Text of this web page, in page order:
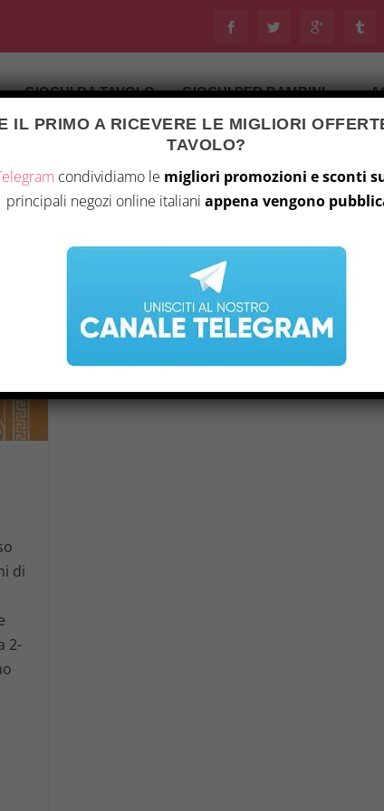
GIOCHI DA TAVOLO GIOCHI PER BAMBINI
di
2-
IL PRIMO A RICEVERE LE MIGLIORI
TAVOLO?
condividiamo le migliori promozioni e sconti
principali negozi online italiani appena vengono